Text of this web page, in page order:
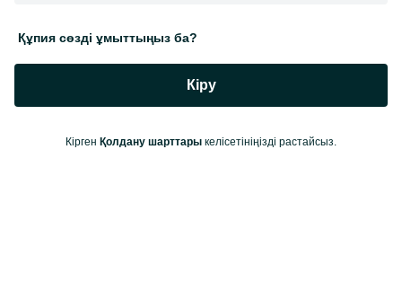
Құпия сөзді ұмыттыңыз ба?
Кіру
Кірген Қолдану шарттары келісетініңізді растайсыз.